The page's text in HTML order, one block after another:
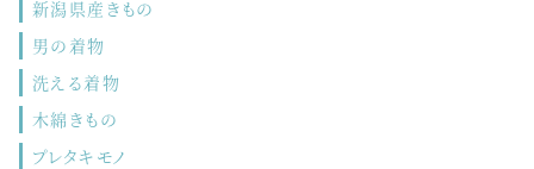
新潟県産きもの
男の着物
洗える着物
木綿きもの
プレタキモノ